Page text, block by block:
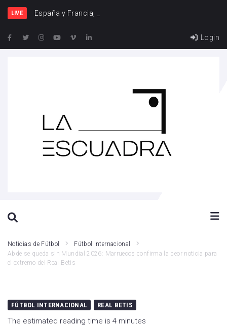
LIVE España y Francia, una rivalidad q
Login
Noticias de Fútbol
Fútbol Internacional
Abde se queda sin Mundial 2026: Marruecos confirma la peor noticia para
el extremo del Real Betis
FÚTBOL INTERNACIONAL REAL BETIS
The estimated reading time is 4 minutes